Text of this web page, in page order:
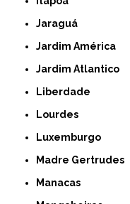
Jaraguá
Jardim América
Jardim Atlantico
Liberdade
Lourdes
Luxemburgo
Madre Gertrudes
Manacas